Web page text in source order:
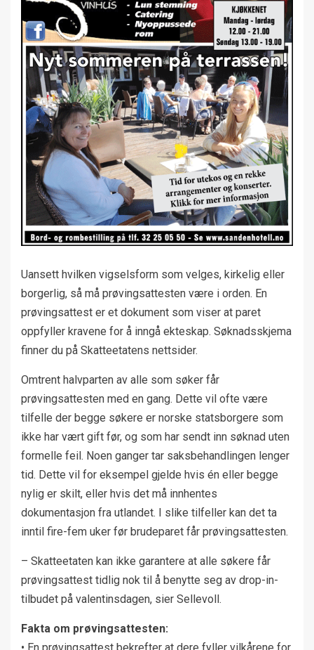
Uansett hvilken vigselsform som velges, kirkelig eller
borgerlig, så må prøvingsattesten være i orden. En
prøvingsattest er et dokument som viser at paret
oppfyller kravene for å inngå ekteskap. Søknadsskjema
finner du på Skatteetatens nettsider.
Omtrent halvparten av alle som søker får
prøvingsattesten med en gang. Dette vil ofte være
tilfelle der begge søkere er norske statsborgere som
ikke har vært gift før, og som har sendt inn søknad uten
formelle feil. Noen ganger tar saksbehandlingen lenger
tid. Dette vil for eksempel gjelde hvis én eller begge
nylig er skilt, eller hvis det må innhentes
dokumentasjon fra utlandet. I slike tilfeller kan det ta
inntil fire-fem uker før brudeparet får prøvingsattesten.
– Skatteetaten kan ikke garantere at alle søkere får
prøvingsattest tidlig nok til å benytte seg av drop-in-
tilbudet på valentinsdagen, sier Sellevoll.
Fakta om prøvingsattesten: